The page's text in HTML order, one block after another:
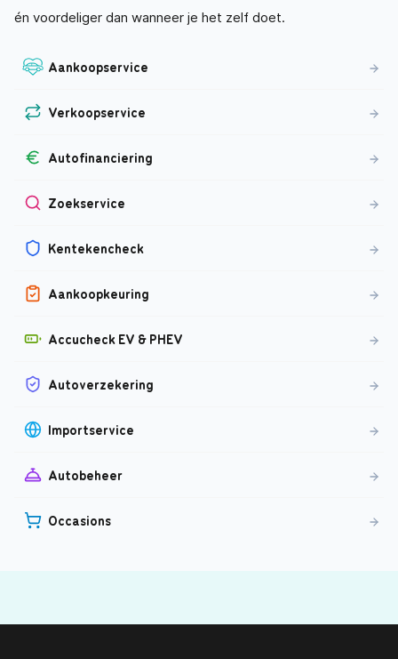
én voordeliger dan wanneer je het zelf doet.
Aankoopservice
Verkoopservice
Autofinanciering
Zoekservice
Kentekencheck
Aankoopkeuring
Accucheck EV & PHEV
Autoverzekering
Importservice
Autobeheer
Occasions